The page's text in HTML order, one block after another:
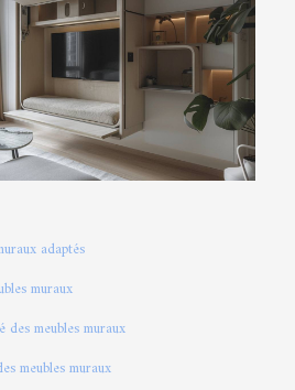
adaptés
muraux
meubles muraux
meubles muraux